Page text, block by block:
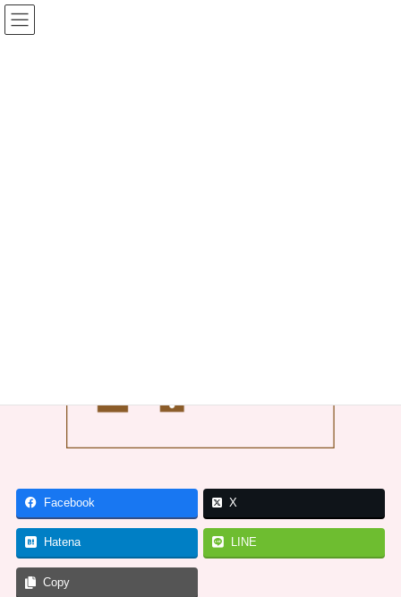
コ
ン
ナ
ビ
Facebook X
Hatena LINE
Copy